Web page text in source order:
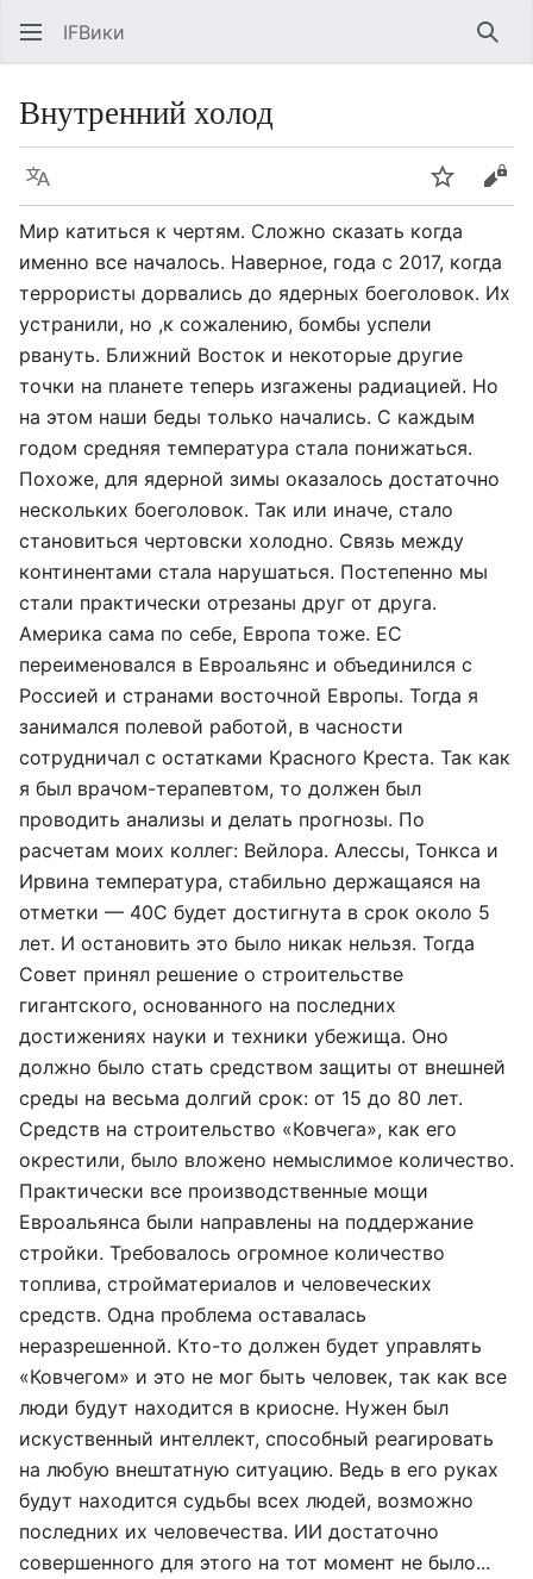
IFВики
Внутренний холод
Язык Следить
Мир катиться к чертям. Сложно сказать когда
именно все началось. Наверное, года с 2017, когда
террористы дорвались до ядерных боеголовок. Их
устранили, но ,к сожалению, бомбы успели
рвануть. Ближний Восток и некоторые другие
точки на планете теперь изгажены радиацией. Но
на этом наши беды только начались. С каждым
годом средняя температура стала понижаться.
Похоже, для ядерной зимы оказалось достаточно
нескольких боеголовок. Так или иначе, стало
становиться чертовски холодно. Связь между
континентами стала нарушаться. Постепенно мы
стали практически отрезаны друг от друга.
Америка сама по себе, Европа тоже. ЕС
переименовался в Евроальянс и объединился с
Россией и странами восточной Европы. Тогда я
занимался полевой работой, в часности
сотрудничал с остатками Красного Креста. Так как
я был врачом-терапевтом, то должен был
проводить анализы и делать прогнозы. По
расчетам моих коллег: Вейлора. Алессы, Тонкса и
Ирвина температура, стабильно держащаяся на
отметки — 40С будет достигнута в срок около 5
лет. И остановить это было никак нельзя. Тогда
Совет принял решение о строительстве
гигантского, основанного на последних
достижениях науки и техники убежища. Оно
должно было стать средством защиты от внешней
среды на весьма долгий срок: от 15 до 80 лет.
Средств на строительство «Ковчега», как его
окрестили, было вложено немыслимое количество.
Практически все производственные мощи
Евроальянса были направлены на поддержание
стройки. Требовалось огромное количество
топлива, стройматериалов и человеческих
средств. Одна проблема оставалась
неразрешенной. Кто-то должен будет управлять
«Ковчегом» и это не мог быть человек, так как все
люди будут находится в криосне. Нужен был
искуственный интеллект, способный реагировать
на любую внештатную ситуацию. Ведь в его руках
будут находится судьбы всех людей, возможно
последних их человечества. ИИ достаточно
совершенного для этого на тот момент не было...